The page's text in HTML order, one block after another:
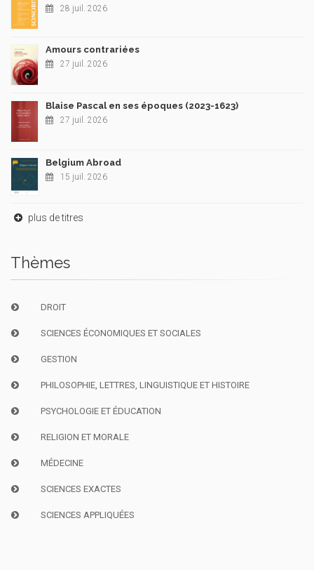
28 juil. 2026
Amours contrariées
27 juil. 2026
Blaise Pascal en ses époques (2023-1623)
27 juil. 2026
Belgium Abroad
15 juil. 2026
plus de titres
Thèmes
DROIT
SCIENCES ÉCONOMIQUES ET SOCIALES
GESTION
PHILOSOPHIE, LETTRES, LINGUISTIQUE ET HISTOIRE
PSYCHOLOGIE ET ÉDUCATION
RELIGION ET MORALE
MÉDECINE
SCIENCES EXACTES
SCIENCES APPLIQUÉES